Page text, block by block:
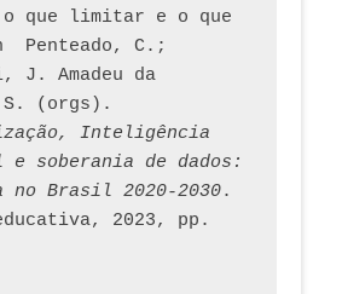
que limitar e o que
Penteado, C.;
J. Amadeu da
Inteligência
soberania de dados:
no Brasil 2020-2030.
2023, pp.